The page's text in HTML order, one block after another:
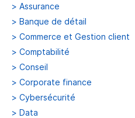
> Assurance
> Banque de détail
> Commerce et Gestion client
> Comptabilité
> Conseil
> Corporate finance
> Cybersécurité
> Data